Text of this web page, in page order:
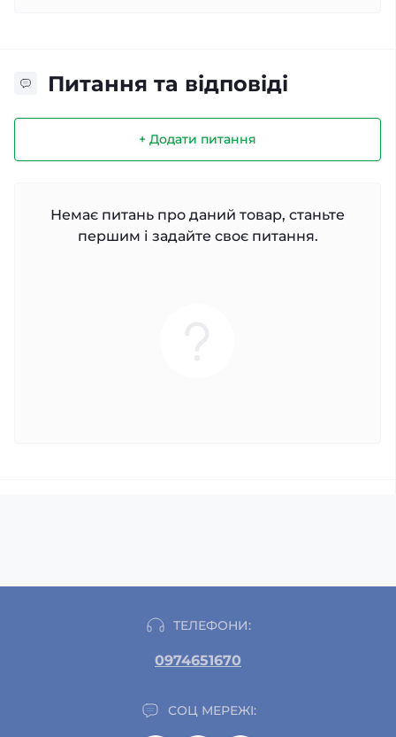
Питання та відповіді
+ Додати питання
Немає питань про даний товар, станьте
першим і задайте своє питання.
ТЕЛЕФОНИ:
0974651670
СОЦ МЕРЕЖІ: